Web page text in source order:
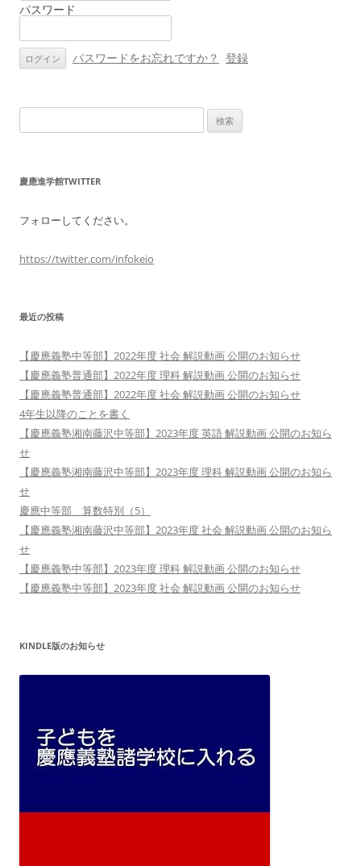
ン
パスワード
パスワードをお忘れですか？ 登録
索:
慶應進学館TWITTER
フォローしてください。
https://twitter.com/infokeio
最近の投稿
【慶應義塾中等部】2022年度 社会 解説動画 公開のお知らせ
【慶應義塾普通部】2022年度 理科 解説動画 公開のお知らせ
【慶應義塾普通部】2022年度 社会 解説動画 公開のお知らせ
4年生以降のことを書く
【慶應義塾湘南藤沢中等部】2023年度 英語 解説動画 公開のお知ら
せ
【慶應義塾湘南藤沢中等部】2023年度 理科 解説動画 公開のお知ら
せ
慶應中等部 算数特別（5）
【慶應義塾湘南藤沢中等部】2023年度 社会 解説動画 公開のお知ら
せ
【慶應義塾中等部】2023年度 理科 解説動画 公開のお知らせ
【慶應義塾中等部】2023年度 社会 解説動画 公開のお知らせ
KINDLE版のお知らせ